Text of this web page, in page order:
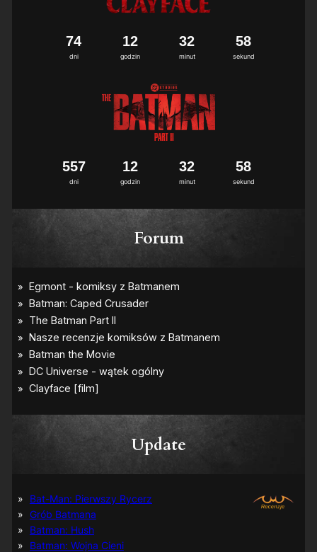
dni
74
godzin
12
minut
32
sekund
57
dni
557
godzin
12
minut
32
sekund
57
Forum
Update
Bat-Man: Pierwszy Rycerz
Grób Batmana
Batman: Hush
Batman: Wojna Cieni